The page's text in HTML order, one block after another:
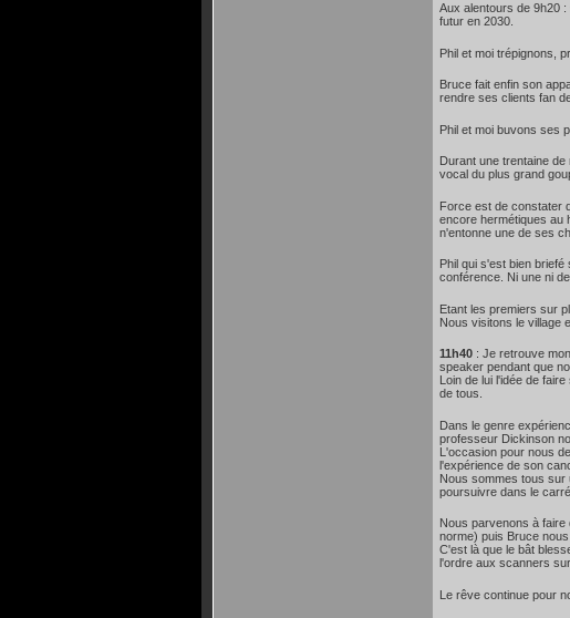
Aux alentours de 9h20
futur en 2030.
Phil et moi trépignons,
Bruce fait enfin son
rendre ses clients fan
Phil et moi buvons ses
Durant une trentaine
vocal du plus grand
Force est de constater
encore hermétiques au
n'entonne une de ses
Phil qui s'est bien
conférence. Ni une ni
Etant les premiers sur
Nous visitons le village
11h40 : Je retrouve
speaker pendant que
Loin de lui l'idée de
de tous.
Dans le genre
professeur Dickinson
L'occasion pour nous
l'expérience de son
Nous sommes tous sur
poursuivre dans le
Nous parvenons à
norme) puis Bruce
C'est là que le bât
l'ordre aux scanners
Le rêve continue pour